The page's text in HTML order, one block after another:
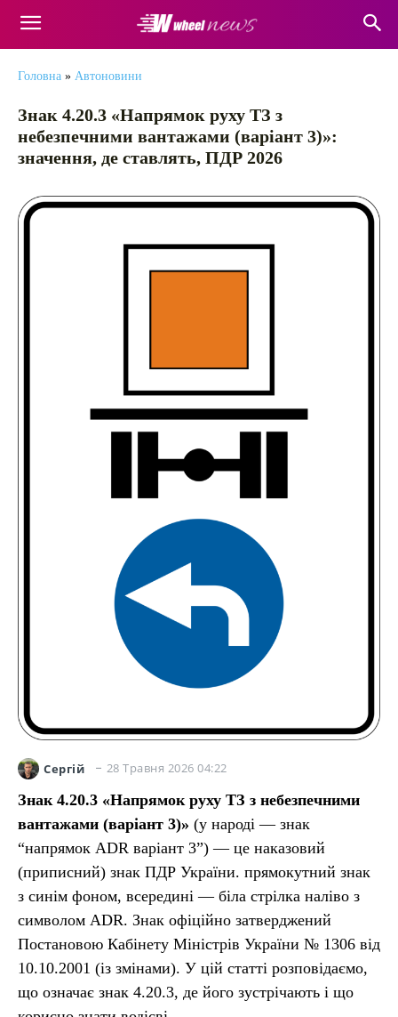
Головна » Автоновини
Знак 4.20.3 «Напрямок руху ТЗ з
небезпечними вантажами (варіант 3)»:
значення, де ставлять, ПДР 2026
Сергій 28 Травня 2026 04:22
Знак 4.20.3 «Напрямок руху ТЗ з небезпечними
вантажами (варіант 3)» (у народі — знак
“напрямок ADR варіант 3”) — це наказовий
(приписний) знак ПДР України. прямокутний знак
з синім фоном, всередині — біла стрілка наліво з
символом ADR. Знак офіційно затверджений
Постановою Кабінету Міністрів України № 1306 від
10.10.2001 (із змінами). У цій статті розповідаємо,
що означає знак 4.20.3, де його зустрічають і що